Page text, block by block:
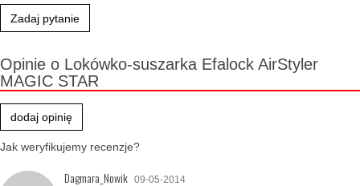
Zadaj pytanie
Opinie o Lokówko-suszarka Efalock AirStyler
MAGIC STAR
dodaj opinię
Jak weryfikujemy recenzje?
Dagmara_Nowik 09-05-2014